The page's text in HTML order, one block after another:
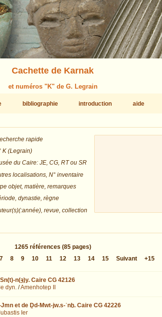
Cachette de Karnak
et numéros "K" de G. Legrain
bibliographie introduction aide
rapide
K (Legrain)
du Caire: JE, CG, RT ou SR
localisations, N° inventaire
objet, matière, remarques
dynastie, règne
revue, collection
1265 références (85 pages)
7 8 9 10 11 12 13 14 15 Suivant +15
n(ȝ)y. Caire CG 42126
dyn. /Amenhotep II
et de Ḏd-Mwt-jw.s-ʿnḫ. Caire CG 42226
Ier